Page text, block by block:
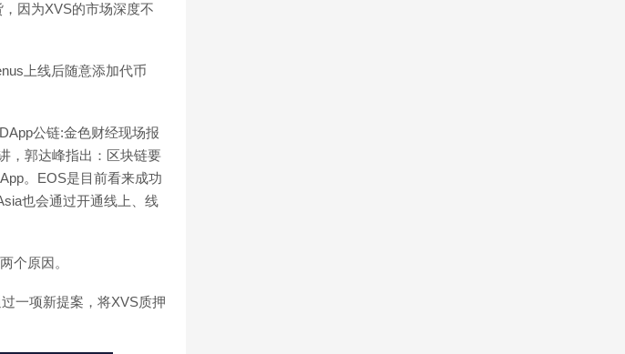
因为XVS的市场深度不
上线后随意添加代币
公链:金色财经现场报
，郭达峰指出：区块链要
。EOS是目前看来成功
也会通过开通线上、线
个原因。
一项新提案，将XVS质押